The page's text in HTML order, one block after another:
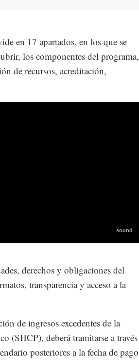
en 17 apartados, en los que se
los componentes del programa,
de recursos, acreditación,
derechos y obligaciones del
transparencia y acceso a la
de ingresos excedentes de la
(SHCP), deberá tramitarse a través
posteriores a la fecha de pago